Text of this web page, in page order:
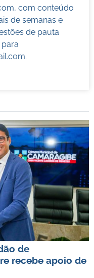
com conteúdo
de semanas e
de pauta
.
de
recebe apoio de